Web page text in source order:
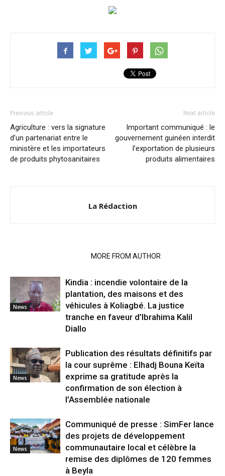
Previous article
Agriculture : vers la signature
d’un partenariat entre le
ministère et les importateurs
de produits phytosanitaires
Next article
Important communiqué : le
gouvernement guinéen interdit
l’exportation de plusieurs
produits alimentaires
La Rédaction
MORE FROM AUTHOR
News
Kindia : incendie volontaire de la
plantation, des maisons et des
véhicules à Koliagbé. La justice
tranche en faveur d’Ibrahima Kalil
Diallo
News
Publication des résultats définitifs par
la cour suprême : Elhadj Bouna Keïta
exprime sa gratitude après la
confirmation de son élection à
l’Assemblée nationale
News
Communiqué de presse : SimFer lance
des projets de développement
communautaire local et célèbre la
remise des diplômes de 120 femmes
à Beyla